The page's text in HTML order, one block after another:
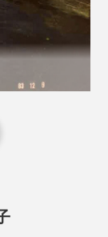
卵に雑菌がつ
わってほしい
定番カトラリ
うため、貝の
8年という長
『宮崎キャビ